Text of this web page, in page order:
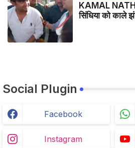
KAMAL NATH
सिंधिया को काले
Social Plugin
Facebook
Instagram